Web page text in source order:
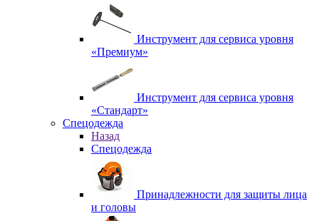
Инструмент для сервиса уровня
«Премиум»
Инструмент для сервиса уровня
«Стандарт»
Спецодежда
Назад
Спецодежда
Принадлежности для защиты лица
и головы